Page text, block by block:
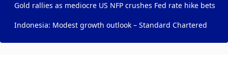
Gold rallies as mediocre US NFP crushes Fed rate hike bets
Indonesia: Modest growth outlook – Standard Chartered